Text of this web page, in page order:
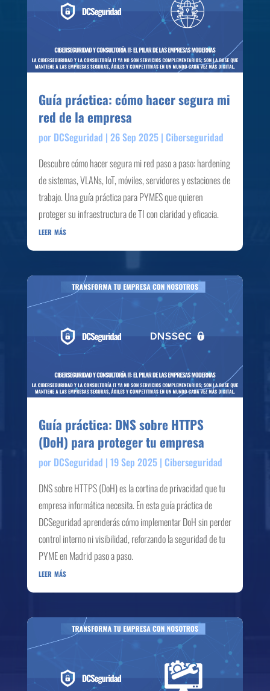
Guía práctica: cómo hacer segura mi
red de la empresa
por DCSeguridad | 26 Sep 2025| Ciberseguridad
Descubre cómo hacer segura mi red paso a paso: hardening
de sistemas, VLANs, IoT, móviles, servidores y estaciones de
trabajo. Una guía práctica para PYMES que quieren
proteger su infraestructura de TI con claridad y eficacia.
leer más
Guía práctica: DNS sobre HTTPS
(DoH) para proteger tu empresa
por DCSeguridad | 19 Sep 2025| Ciberseguridad
DNS sobre HTTPS (DoH) es la cortina de privacidad que tu
empresa informática necesita. En esta guía práctica de
DCSeguridad aprenderás cómo implementar DoH sin perder
control interno ni visibilidad, reforzando la seguridad de tu
PYME en Madrid paso a paso.
leer más